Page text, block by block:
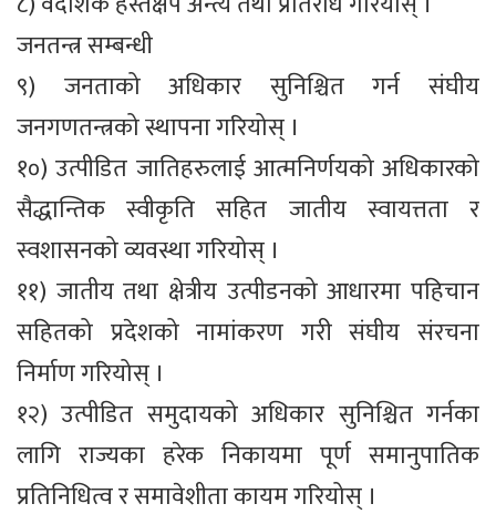
जनतन्त्र सम्बन्धी
९) जनताको अधिकार सुनिश्चित गर्न संघीय
जनगणतन्त्रको स्थापना गरियोस् ।
१०) उत्पीडित जातिहरुलाई आत्मनिर्णयको अधिकारको
सैद्धान्तिक स्वीकृति सहित जातीय स्वायत्तता र
स्वशासनको व्यवस्था गरियोस् ।
११) जातीय तथा क्षेत्रीय उत्पीडनको आधारमा पहिचान
सहितको प्रदेशको नामांकरण गरी संघीय संरचना
निर्माण गरियोस् ।
१२) उत्पीडित समुदायको अधिकार सुनिश्चित गर्नका
लागि राज्यका हरेक निकायमा पूर्ण समानुपातिक
प्रतिनिधित्व र समावेशीता कायम गरियोस् ।